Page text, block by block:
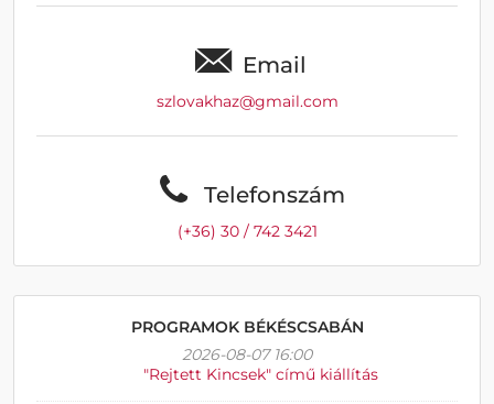
Email
szlovakhaz@gmail.com
Telefonszám
(+36) 30 / 742 3421
PROGRAMOK BÉKÉSCSABÁN
2026-08-07 16:00
"Rejtett Kincsek" című kiállítás